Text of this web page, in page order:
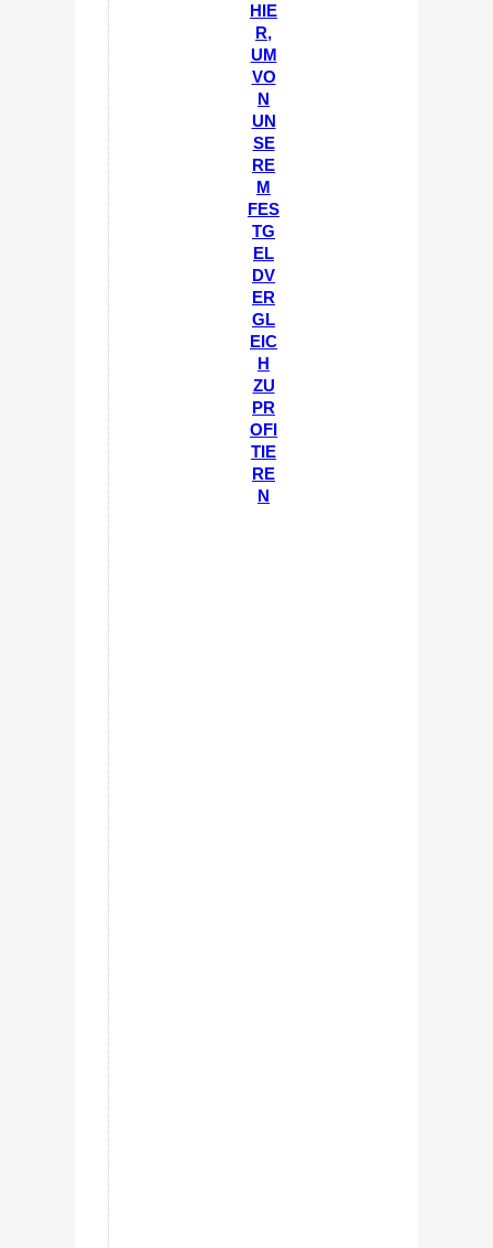
HIE
R,
UM
VO
N
UN
SE
RE
M
FES
TG
EL
DV
ER
GL
EIC
H
ZU
PR
OFI
TIE
RE
N